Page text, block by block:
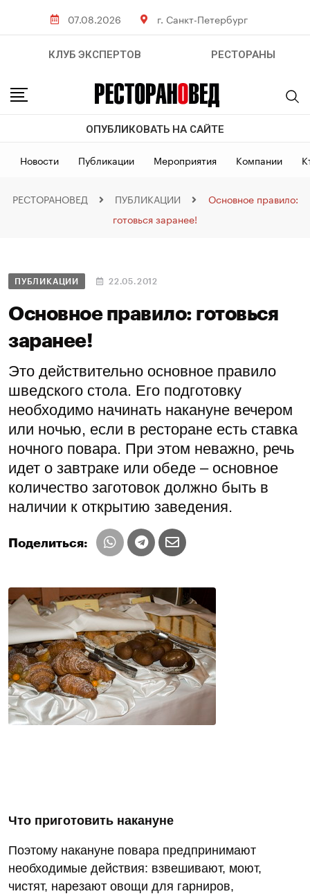
07.08.2026 г. Санкт-Петербург
КЛУБ ЭКСПЕРТОВ РЕСТОРАНЫ
ОПУБЛИКОВАТЬ НА САЙТЕ
Новости Публикации Мероприятия Компании
РЕСТОРАНОВЕД ПУБЛИКАЦИИ
Основное правило:
готовься заранее!
ПУБЛИКАЦИИ 22.05.2012
Основное правило: готовься
заранее!
Это действительно основное правило
шведского стола. Его подготовку
необходимо начинать накануне вечером
или ночью, если в ресторане есть ставка
ночного повара. При этом неважно, речь
идет о завтраке или обеде – основное
количество заготовок должно быть в
наличии к открытию заведения.
Поделиться:
Что приготовить накануне
Поэтому накануне повара предпринимают
необходимые действия: взвешивают, моют,
чистят, нарезают овощи для гарниров,